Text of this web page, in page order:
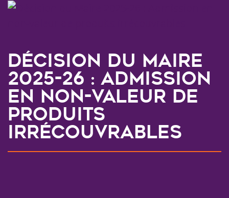
Décision du Maire
2025-26 : Admission
en non-valeur de
produits
irrécouvrables